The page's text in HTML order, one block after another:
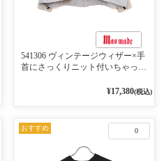
541306 ヴィンテージウィザー×手
首にさっくりニット付いちゃった
¥17,380(税込)
0
おすすめ